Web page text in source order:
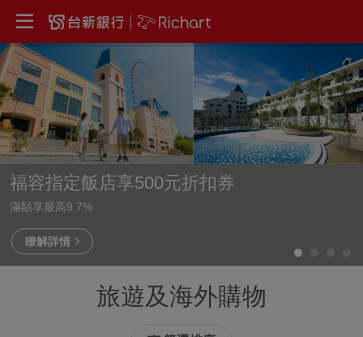
福容指定飯店享500元折扣券
滿額享最高9.7%
瞭解詳情
旅遊及海外購物